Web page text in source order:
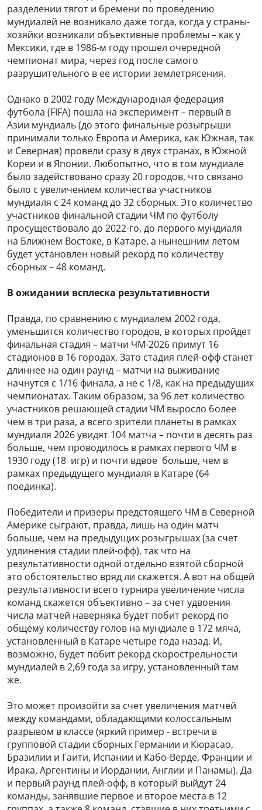
разделении тягот и бремени по проведению
мундиалей не возникало даже тогда, когда у страны-
хозяйки возникали объективные проблемы – как у
Мексики, где в 1986-м году прошел очередной
чемпионат мира, через год после самого
разрушительного в ее истории землетрясения.
Однако в 2002 году Международная федерация
футбола (FIFA) пошла на эксперимент – первый в
Азии мундиаль (до этого финальные розыгрыши
принимали только Европа и Америка, как Южная, так
и Северная) провели сразу в двух странах, в Южной
Кореи и в Японии. Любопытно, что в том мундиале
было задействовано сразу 20 городов, что связано
было с увеличением количества участников
мундиаля с 24 команд до 32 сборных. Это количество
участников финальной стадии ЧМ по футболу
просуществовало до 2022-го, до первого мундиаля
на Ближнем Востоке, в Катаре, а нынешним летом
будет установлен новый рекорд по количеству
сборных – 48 команд.
В ожидании всплеска результативности
Правда, по сравнению с мундиалем 2002 года,
уменьшится количество городов, в которых пройдет
финальная стадия – матчи ЧМ-2026 примут 16
стадионов в 16 городах. Зато стадия плей-офф станет
длиннее на один раунд – матчи на выживание
начнутся с 1/16 финала, а не с 1/8, как на предыдущих
чемпионатах. Таким образом, за 96 лет количество
участников решающей стадии ЧМ выросло более
чем в три раза, а всего зрители планеты в рамках
мундиаля 2026 увидят 104 матча – почти в десять раз
больше, чем проводилось в рамках первого ЧМ в
1930 году (18 игр) и почти вдвое больше, чем в
рамках предыдущего мундиаля в Катаре (64
поединка).
Победители и призеры предстоящего ЧМ в Северной
Америке сыграют, правда, лишь на один матч
больше, чем на предыдущих розыгрышах (за счет
удлинения стадии плей-офф), так что на
результативности одной отдельно взятой сборной
это обстоятельство вряд ли скажется. А вот на общей
результативности всего турнира увеличение числа
команд скажется объективно – за счет удвоения
числа матчей наверняка будет побит рекорд по
общему количеству голов на мундиале в 172 мяча,
установленный в Катаре четыре года назад. И,
возможно, будет побит рекорд скорострельности
мундиалей в 2,69 года за игру, установленный там
же.
Это может произойти за счет увеличения матчей
между командами, обладающими колоссальным
разрывом в классе (яркий пример - встречи в
групповой стадии сборных Германии и Кюрасао,
Бразилии и Гаити, Испании и Кабо-Верде, Франции и
Ирака, Аргентины и Иордании, Англии и Панамы). Да
и первый раунд плей-офф, в который выйдут 24
команды, занявшие первое и второе места в 12